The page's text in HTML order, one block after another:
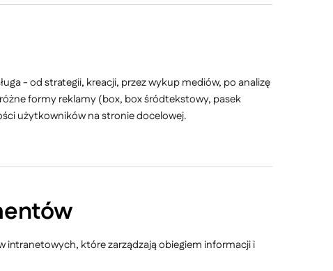
- od strategii, kreacji, przez wykup mediów, po analizę
formy reklamy (box, box śródtekstowy, pasek
użytkowników na stronie docelowej.
które zarządzają obiegiem informacji i